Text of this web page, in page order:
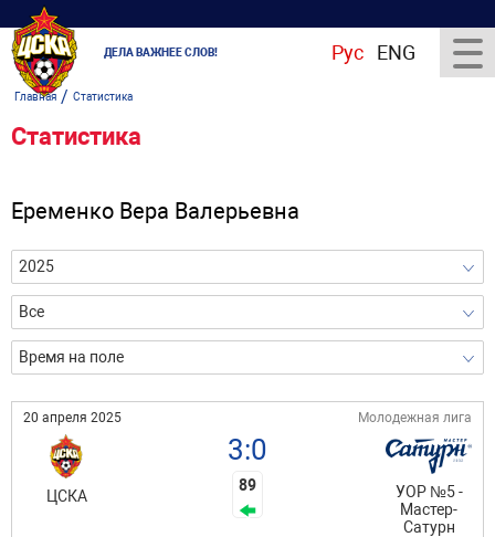
ДЕЛА ВАЖНЕЕ СЛОВ! Рус ENG
Главная/ Статистика
Статистика
Еременко Вера Валерьевна
2025
Все
Время на поле
20 апреля 2025 Молодежная лига
ЦСКА
3:0
89
УОР №5 -
Мастер-
Сатурн